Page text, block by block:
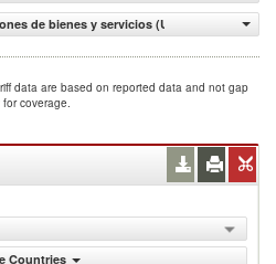
de bienes y servicios (US$ a precios
data are based on reported data and not gap
for coverage.
Countries